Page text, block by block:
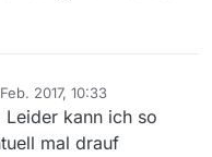
2017, 10:33
von
kann ich so
mal drauf